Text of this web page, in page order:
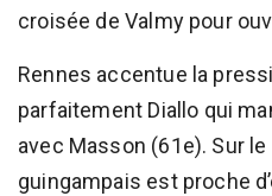
croisée de Valmy pour
Rennes accentue la
parfaitement Diallo qui
avec Masson (61e). Sur
guingampais est proche